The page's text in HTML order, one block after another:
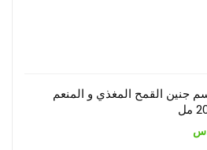
جنين القمح المغذي و المنعم